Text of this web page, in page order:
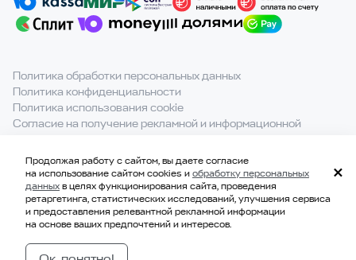
Политика обработки персональных данных
Политика конфиденциальности
Политика использования cookie
Согласие на получение рекламной и информационной
При полном или частичном использовании материалов с
сайта ссылка на источник обязательна.
© 2021-2026, ООО «ВКВАДРАТЕ»
ИНН 7814707183
Продолжая работу с сайтом, вы даете согласие
на использование сайтом cookies иобработку персональных
данныхв целях функционирования сайта, проведения
ретаргетинга, статистических исследований, улучшения сервиса
и предоставления релевантной рекламной информации
на основе ваших предпочтений и интересов.